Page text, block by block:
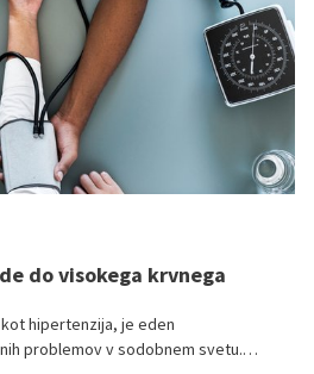
do visokega krvnega
hipertenzija, je eden
problemov v sodobnem svetu.